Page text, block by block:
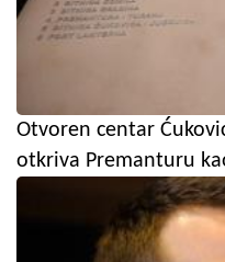
Otvoren centar
otkriva Premanturu